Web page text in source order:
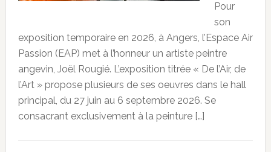
Pour
son
exposition temporaire en 2026, à Angers, l’Espace Air
Passion (EAP) met à l’honneur un artiste peintre
angevin, Joël Rougié. L’exposition titrée « De l’Air, de
l’Art » propose plusieurs de ses oeuvres dans le hall
principal, du 27 juin au 6 septembre 2026. Se
consacrant exclusivement à la peinture […]